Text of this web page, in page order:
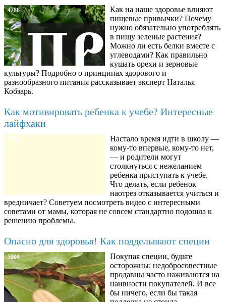
4788
Как на наше здоровье влияют
пищевые привычки? Почему
нужно обязательно употреблять
в пищу зеленые растения?
Можно ли есть белки вместе с
углеводами? Как правильно
кушать орехи и зерновые
культуры? Подробно о принципах здорового и
разнообразного питания рассказывает эксперт Наталья
Кобзарь.
Как мотивировать ребенка к учебе? Интересные
лайфхаки
8780
Настало время идти в школу —
кому-то впервые, кому-то нет,
— и родители могут
столкнуться с нежеланием
ребенка приступать к учебе.
Что делать, если ребенок
наотрез отказывается учиться и
вредничает? Советуем посмотреть видео с интересными
советами от мамы, которая не совсем стандартно подошла к
решению проблемы.
Опасно для здоровья! Как подделывают специи
5904
Покупая специи, будьте
осторожны: недобросовестные
продавцы часто наживаются на
наивности покупателей. И все
бы ничего, если бы такая